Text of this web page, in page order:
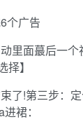
个广告
里面蕞后一
】
了!第三步：
裙：